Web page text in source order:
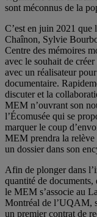
sont méconnus de la
C’est en juin 2021
Chaînon, Sylvie
Centre des mémoires
avec le souhait de
avec un réalisateur
documentaire.
discuter et la
MEM n’ouvrant son
l’Écomusée qui se
marquer le coup
MEM prendra la relève
un dossier dans son
Afin de plonger dans
quantité de documents,
le MEM s’associe au
Montréal de l’UQAM,
un premier contrat de